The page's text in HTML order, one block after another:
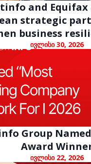
and Equifax
strategic
business
digital fraud
ივლისი 30, 2026
Group
Award
ივლისი 22, 2026